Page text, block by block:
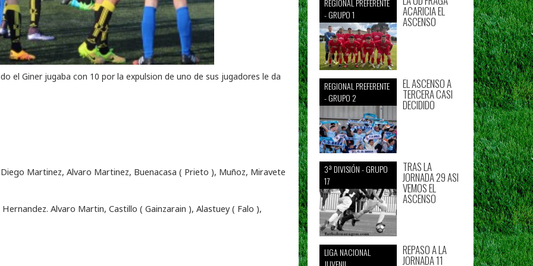
el Giner jugaba con 10 por la expulsion de uno de sus jugadores le da
Diego Martinez, Alvaro Martinez, Buenacasa ( Prieto ), Muñoz, Miravete
Alvaro Martin, Castillo ( Gainzarain ), Alastuey ( Falo ),
REGIONAL PREFERENTE
- GRUPO 1
ACARICIA EL
ASCENSO
REGIONAL PREFERENTE
- GRUPO 2
EL ASCENSO A
TERCERA CASI
DECIDIDO
3ª DIVISIÓN - GRUPO
17
TRAS LA
JORNADA 29 ASI
VEMOS EL
ASCENSO
LIGA NACIONAL
REPASO A LA
JORNADA 11